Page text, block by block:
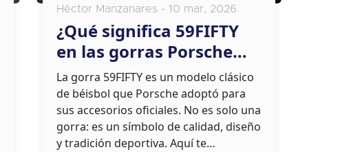
Héctor Manzanares - 10 mar, 2026
¿Qué significa 59FIFTY
en las gorras Porsche
oficiales?
La gorra 59FIFTY es un modelo clásico
de béisbol que Porsche adoptó para
sus accesorios oficiales. No es solo una
gorra: es un símbolo de calidad, diseño
y tradición deportiva. Aquí te